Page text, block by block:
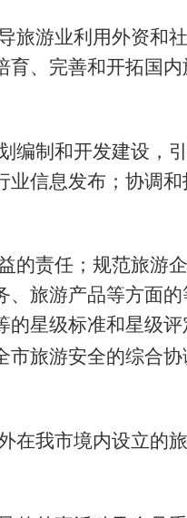
旅游业利用外资和
、完善和开拓国内
编制和开发建设，
业信息发布；协调
的责任；规范旅游
、旅游产品等方面
的星级标准和星级
市旅游安全的综合
在我市境内设立的